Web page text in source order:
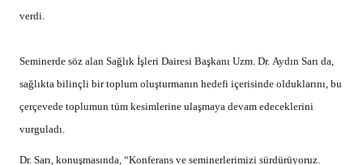
verdi.
Seminerde söz alan Sağlık İşleri Dairesi Başkanı Uzm. Dr. Aydın Sarı da,
sağlıkta bilinçli bir toplum oluşturmanın hedefi içerisinde olduklarını, bu
çerçevede toplumun tüm kesimlerine ulaşmaya devam edeceklerini
vurguladı.
Dr. Sarı, konuşmasında, “Konferans ve seminerlerimizi sürdürüyoruz.